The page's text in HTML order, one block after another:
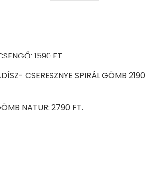
1590 FT
CSERESZNYE SPIRÁL GÖMB 2190
NATUR: 2790 FT.